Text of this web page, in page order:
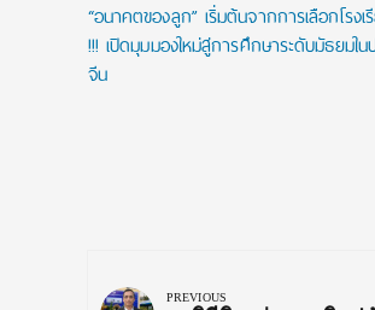
“อนาคตของลูก” เริ่มต้นจากการเลือกโรงเ
!!! เปิดมุมมองใหม่สู่การศึกษาระดับมัธยมใน
จีน
navigation
PREVIOUS